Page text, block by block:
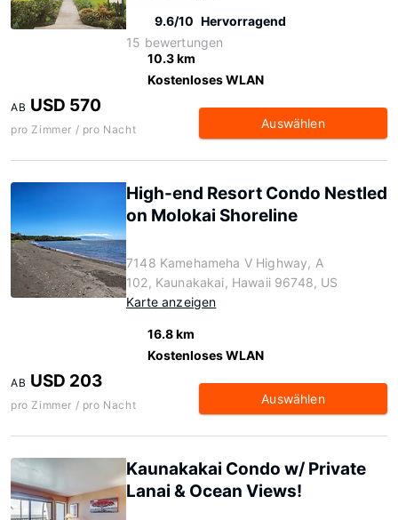
9.6/10 Hervorragend
15 bewertungen
10.3 km
Kostenloses WLAN
AB USD 570
pro Zimmer / pro Nacht Auswählen
High-end Resort Condo Nestled
on Molokai Shoreline
7148 Kamehameha V Highway, A
102, Kaunakakai, Hawaii 96748, US
Karte anzeigen
16.8 km
Kostenloses WLAN
AB USD 203
pro Zimmer / pro Nacht Auswählen
Kaunakakai Condo w/ Private
Lanai & Ocean Views!